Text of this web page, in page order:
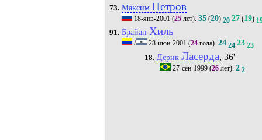
73. Максим Петров
18-янв-2001 (25лет). 35(20) 20 27(19)
91. Брайан Хиль
/ 28-июн-2001 (24года). 24 24 23 23
18. Дерик Ласерда, 36'
27-сен-1999 (26 лет).2 2